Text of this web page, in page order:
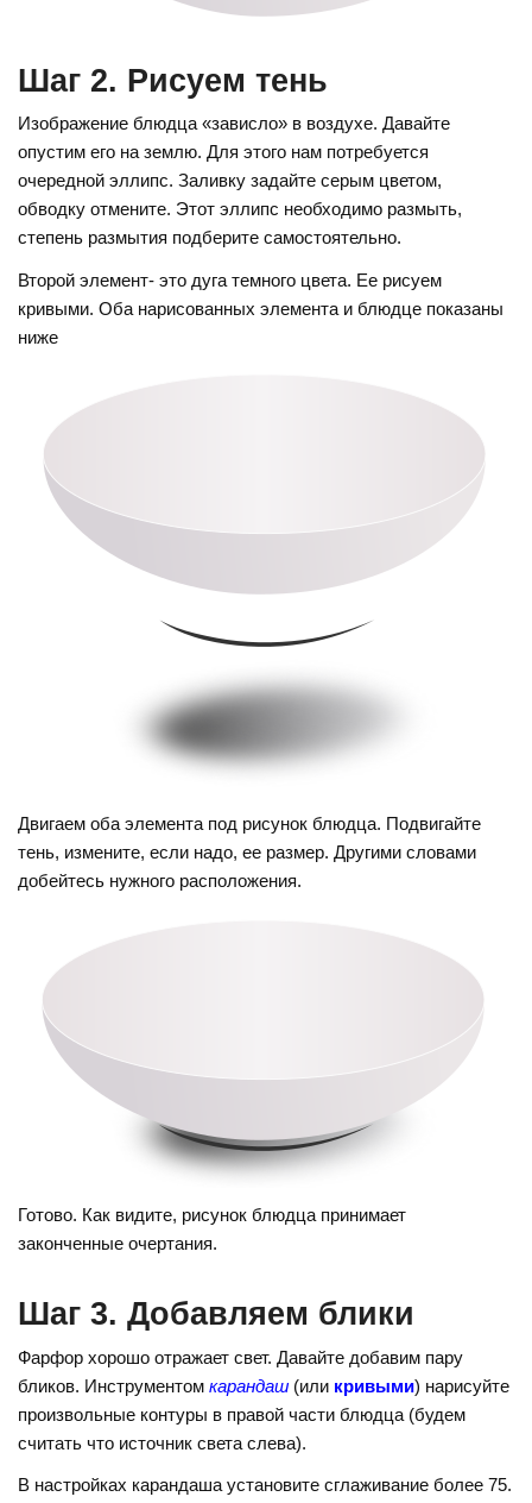
Шаг 2. Рисуем тень
Изображение блюдца «зависло» в воздухе. Давайте
опустим его на землю. Для этого нам потребуется
очередной эллипс. Заливку задайте серым цветом,
обводку отмените. Этот эллипс необходимо размыть,
степень размытия подберите самостоятельно.
Второй элемент- это дуга темного цвета. Ее рисуем
кривыми. Оба нарисованных элемента и блюдце показаны
ниже
Двигаем оба элемента под рисунок блюдца. Подвигайте
тень, измените, если надо, ее размер. Другими словами
добейтесь нужного расположения.
Готово. Как видите, рисунок блюдца принимает
законченные очертания.
Шаг 3. Добавляем блики
Фарфор хорошо отражает свет. Давайте добавим пару
бликов. Инструментомкарандаш (или кривыми) нарисуйте
произвольные контуры в правой части блюдца (будем
считать что источник света слева).
В настройках карандаша установите сглаживание более 75.